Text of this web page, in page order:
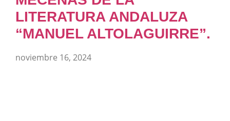
LITERATURA ANDALUZA
“MANUEL ALTOLAGUIRRE”.
noviembre 16, 2024